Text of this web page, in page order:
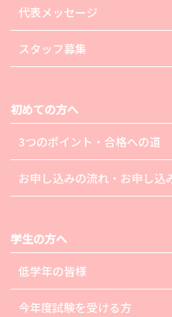
代表メッセージ
スタッフ募集
初めての方へ
3つのポイント・合格への道
お申し込みの流れ・お申し込
学生の方へ
低学年の皆様
今年度試験を受ける方